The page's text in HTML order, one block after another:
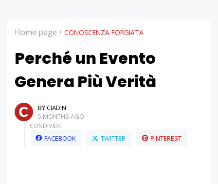
Home page CONOSCENZA FORGIATA
Perché un Evento
Genera Più Verità
BY CIADIN
5 MONTHS AGO
CONDIVIDI:
FACEBOOK
TWITTER PINTEREST